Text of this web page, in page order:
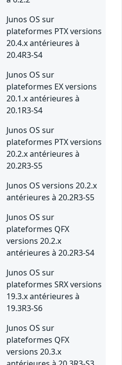
Junos OS sur
plateformes PTX versions
20.4.x antérieures à
20.4R3-S4
Junos OS sur
plateformes EX versions
20.1.x antérieures à
20.1R3-S4
Junos OS sur
plateformes PTX versions
20.2.x antérieures à
20.2R3-S5
Junos OS versions 20.2.x
antérieures à 20.2R3-S5
Junos OS sur
plateformes QFX
versions 20.2.x
antérieures à 20.2R3-S4
Junos OS sur
plateformes SRX versions
19.3.x antérieures à
19.3R3-S6
Junos OS sur
plateformes QFX
versions 20.3.x